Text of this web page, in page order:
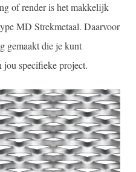
of render is het makkelijk
MD Strekmetaal. Daarvoor
gemaakt die je kunt
specifieke project.